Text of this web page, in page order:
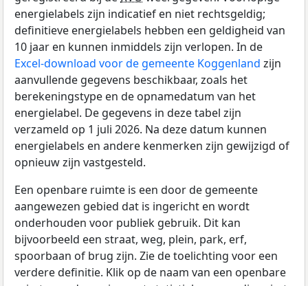
energielabels zijn indicatief en niet rechtsgeldig;
definitieve energielabels hebben een geldigheid van
10 jaar en kunnen inmiddels zijn verlopen. In de
Excel-download voor de gemeente Koggenland zijn
aanvullende gegevens beschikbaar, zoals het
berekeningstype en de opnamedatum van het
energielabel. De gegevens in deze tabel zijn
verzameld op 1 juli 2026. Na deze datum kunnen
energielabels en andere kenmerken zijn gewijzigd of
opnieuw zijn vastgesteld.
Een openbare ruimte is een door de gemeente
aangewezen gebied dat is ingericht en wordt
onderhouden voor publiek gebruik. Dit kan
bijvoorbeeld een straat, weg, plein, park, erf,
spoorbaan of brug zijn. Zie de toelichting voor een
verdere definitie. Klik op de naam van een openbare